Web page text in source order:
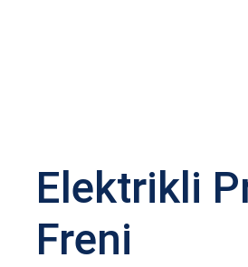
Elektrikli
Freni